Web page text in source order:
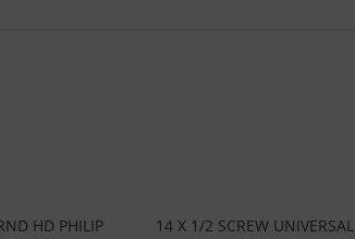
HD PHILIP
14 X 1/2 SCREW UNIVERSAL